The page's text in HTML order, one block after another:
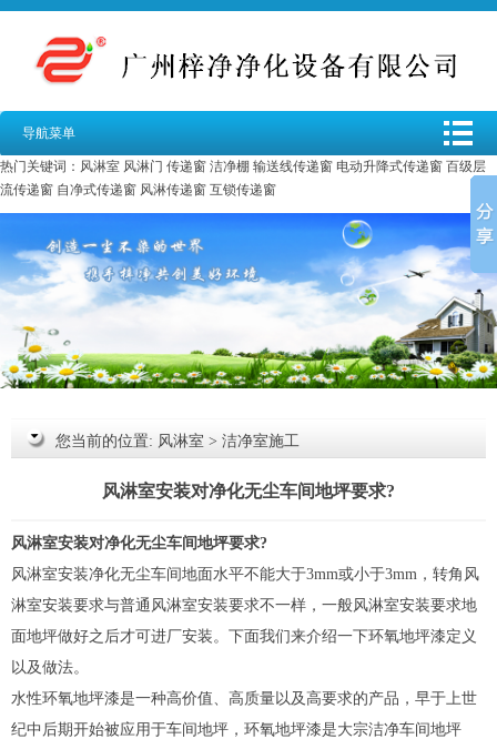
导航菜单
热门关键词： 风淋室 风淋门 传递窗 洁净棚 输送线传递窗 电动升降式传递窗 百级层
流传递窗 自净式传递窗 风淋传递窗 互锁传递窗
您当前的位置: 风淋室 > 洁净室施工
风淋室安装对净化无尘车间地坪要求?
风淋室安装对净化无尘车间地坪要求?
风淋室安装净化无尘车间地面水平不能大于3mm或小于3mm，转角风
淋室安装要求与普通风淋室安装要求不一样，一般风淋室安装要求地
面地坪做好之后才可进厂安装。下面我们来介绍一下环氧地坪漆定义
以及做法。
水性环氧地坪漆是一种高价值、高质量以及高要求的产品，早于上世
纪中后期开始被应用于车间地坪，环氧地坪漆是大宗洁净车间地坪